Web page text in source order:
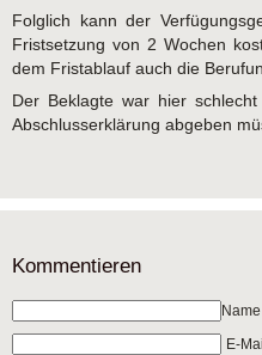
Folglich kann der
Fristsetzung von 2 Wochen
dem Fristablauf auch die
Der Beklagte war hier
Abschlusserklärung abgeben
Kommentieren
E-